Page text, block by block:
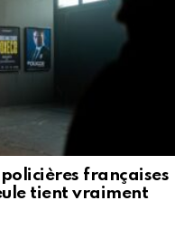
policières françaises
tient vraiment